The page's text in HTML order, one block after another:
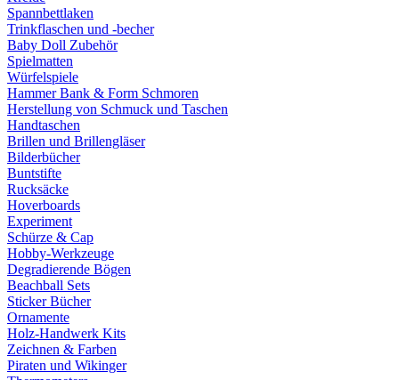
Spannbettlaken
Trinkflaschen und -becher
Baby Doll Zubehör
Spielmatten
Würfelspiele
Hammer Bank & Form Schmoren
Herstellung von Schmuck und Taschen
Handtaschen
Brillen und Brillengläser
Bilderbücher
Buntstifte
Rucksäcke
Hoverboards
Experiment
Schürze & Cap
Hobby-Werkzeuge
Degradierende Bögen
Beachball Sets
Sticker Bücher
Ornamente
Holz-Handwerk Kits
Zeichnen & Farben
Piraten und Wikinger